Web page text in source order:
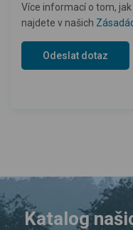
Více informací o tom,
najdete v našich
Katalog